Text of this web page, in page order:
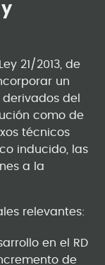
21/2013, de
un
del
como de
técnicos
inducido, las
a la
relevantes:
en el RD
de